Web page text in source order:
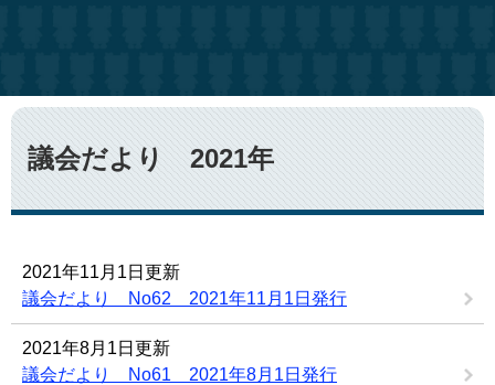
本
文
議会だより 2021年
2021年11月1日更新
議会だより No62 2021年11月1日発行
2021年8月1日更新
議会だより No61 2021年8月1日発行